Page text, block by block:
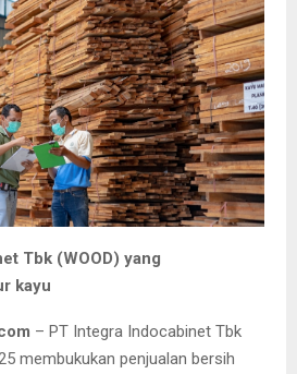
Tbk (WOOD) yang
kayu
– PT Integra Indocabinet Tbk
membukukan penjualan bersih